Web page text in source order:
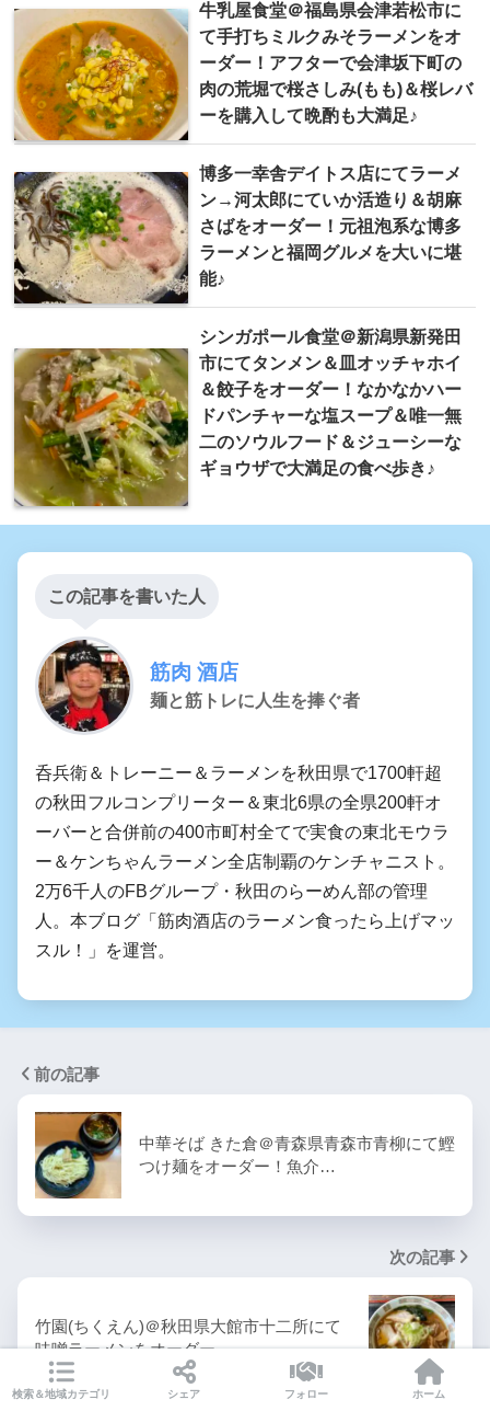
牛乳屋食堂＠福島県会津若松市に
て手打ちミルクみそラーメンをオ
ーダー！アフターで会津坂下町の
肉の荒堀で桜さしみ(もも)＆桜レバ
ーを購入して晩酌も大満足♪
博多一幸舎デイトス店にてラーメ
ン→河太郎にていか活造り＆胡麻
さばをオーダー！元祖泡系な博多
ラーメンと福岡グルメを大いに堪
能♪
シンガポール食堂＠新潟県新発田
市にてタンメン＆皿オッチャホイ
＆餃子をオーダー！なかなかハー
ドパンチャーな塩スープ＆唯一無
二のソウルフード＆ジューシーな
ギョウザで大満足の食べ歩き♪
この記事を書いた人
筋肉 酒店
麺と筋トレに人生を捧ぐ者
呑兵衛＆トレーニー＆ラーメンを秋田県で1700軒超
の秋田フルコンプリーター＆東北6県の全県200軒オ
ーバーと合併前の400市町村全てで実食の東北モウラ
ー＆ケンちゃんラーメン全店制覇のケンチャニスト。
2万6千人のFBグループ・秋田のらーめん部の管理
人。本ブログ「筋肉酒店のラーメン食ったら上げマッ
スル！」を運営。
前の記事
中華そば きた倉＠青森県青森市青柳にて鰹
つけ麺をオーダー！魚介…
次の記事
竹園(ちくえん)＠秋田県大館市十二所にて
味噌ラーメンをオーダー…
検索＆地域カテゴリ シェア フォロー ホーム